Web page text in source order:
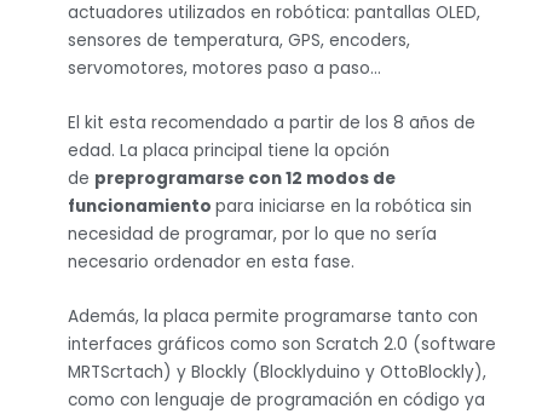
actuadores utilizados en robótica: pantallas OLED,
sensores de temperatura, GPS, encoders,
servomotores, motores paso a paso…
El kit esta recomendado a partir de los 8 años de
edad. La placa principal tiene la opción
de preprogramarse con 12 modos de
funcionamientopara iniciarse en la robótica sin
necesidad de programar, por lo que no sería
necesario ordenador en esta fase.
Además, la placa permite programarse tanto con
interfaces gráficos como son Scratch 2.0 (software
MRTScrtach) y Blockly (Blocklyduino y OttoBlockly),
como con lenguaje de programación en código ya